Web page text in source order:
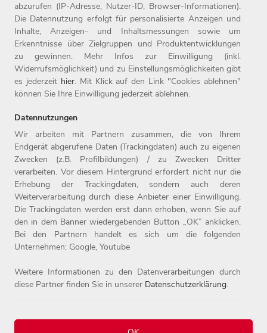
Kontakt:
ABOUT YOU & EDITED
Ann-Christine Klesper
Teamlead Corporate Communications
+49 40 638 569 212
presse@aboutyou.com
Home
Arbeitgeber
Benefits
Jobs
Einstiegslevel
Arbeitsfelder
Kontakt
Impressum
Datenschutz
Alle Rechte vorbehalten.
abzurufen (IP-Adresse, Nutzer-ID, Browser-Informationen).
Die Datennutzung erfolgt für personalisierte Anzeigen und
Inhalte, Anzeigen- und Inhaltsmessungen sowie um
Erkenntnisse über Zielgruppen und Produktentwicklungen
zu gewinnen. Mehr Infos zur Einwilligung (inkl.
Widerrufsmöglichkeit) und zu Einstellungsmöglichkeiten gibt
es jederzeit hier. Mit Klick auf den Link "Cookies ablehnen"
können Sie Ihre Einwilligung jederzeit ablehnen.
Datennutzungen
Wir arbeiten mit Partnern zusammen, die von Ihrem
Endgerät abgerufene Daten (Trackingdaten) auch zu eigenen
Zwecken (z.B. Profilbildungen) / zu Zwecken Dritter
verarbeiten. Vor diesem Hintergrund erfordert nicht nur die
Erhebung der Trackingdaten, sondern auch deren
Weiterverarbeitung durch diese Anbieter einer Einwilligung.
Die Trackingdaten werden erst dann erhoben, wenn Sie auf
den in dem Banner wiedergebenden Button „OK” anklicken.
Bei den Partnern handelt es sich um die folgenden
Unternehmen: Google, Youtube
Weitere Informationen zu den Datenverarbeitungen durch
diese Partner finden Sie in unserer Datenschutzerklärung.